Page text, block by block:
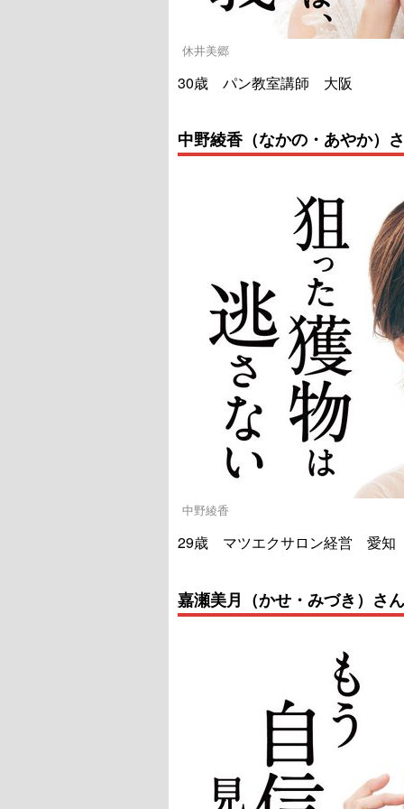
休井美郷
30歳 パン教室講師 大阪
中野綾香（なかの・あやか）
中野綾香
29歳 マツエクサロン経営 愛知
嘉瀬美月（かせ・みづき）さん